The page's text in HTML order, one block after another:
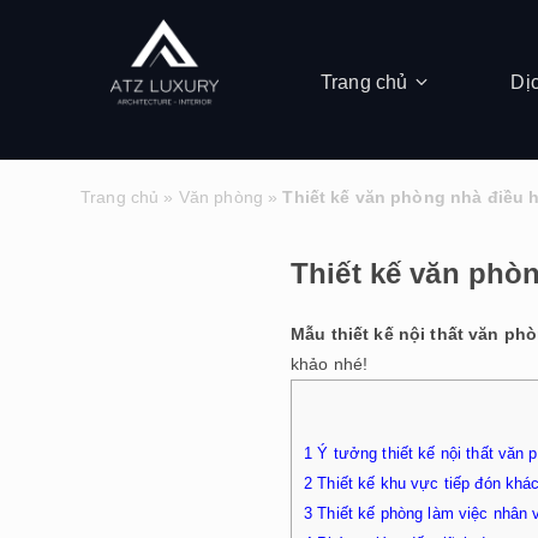
Trang chủ
Trang chủ » Văn phòng »Thiết kế văn phòng nhà điều
Thiết kế văn
Mẫu thiết kế nội thất văn
khảo nhé!
1 Ý tưởng thiết kế nội thất văn
2 Thiết kế khu vực tiếp đón
3 Thiết kế phòng làm việc nhân